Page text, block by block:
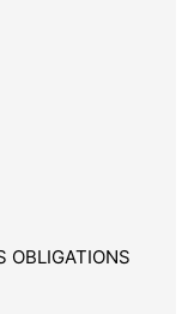
OBLIGATIONS